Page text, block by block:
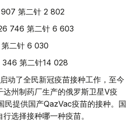
第二针 2 802
746 第二针 6 603
二针 6 030
346 第二针14 028
动了全民新冠疫苗接种工作，至今
达州制药厂生产的俄罗斯卫星V疫
民提供国产QazVac疫苗的接种。国
选择接种哪一种疫苗。